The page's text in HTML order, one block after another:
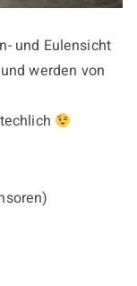
und Eulensicht
werden von